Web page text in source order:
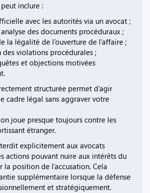
inclure :
avec les autorités via un avocat ;
des documents procéduraux ;
la légalité de l’ouverture de l’affaire ;
violations procédurales ;
et objections motivées
structurée permet d’agir
cadre légal sans aggraver votre
joue presque toujours contre les
étranger.
explicitement aux avocats
actions pouvant nuire aux intérêts du
position de l’accusation. Cela
supplémentaire lorsque la défense
et stratégiquement.